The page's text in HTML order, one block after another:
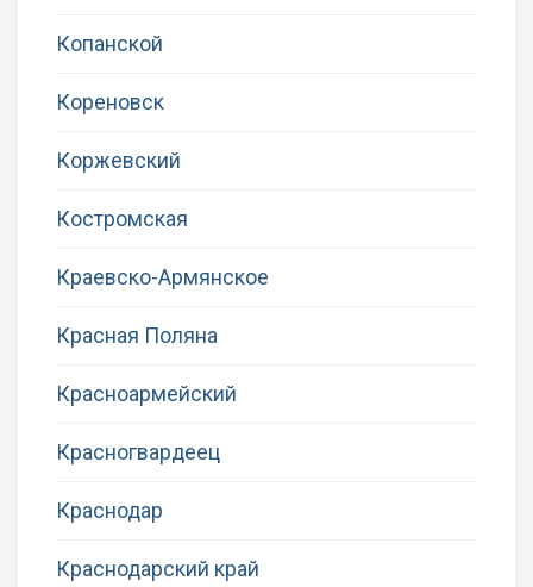
Копанской
Кореновск
Коржевский
Костромская
Краевско-Армянское
Красная Поляна
Красноармейский
Красногвардеец
Краснодар
Краснодарский край